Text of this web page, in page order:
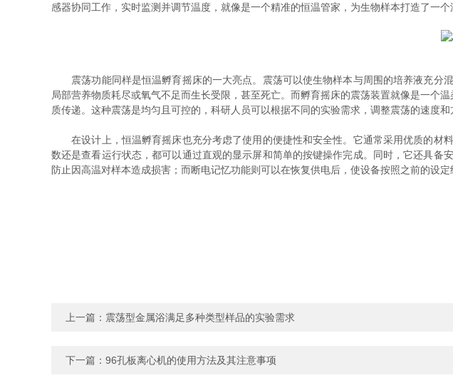
感器协同工作，实时监测并调节温度，就像是一个精准的恒温管家，为生物样本打造了一个
震荡功能同样是恒温孵育摇床的一大亮点。震荡可以使生物样本与周围的培养液充分
局部营养物质耗尽或氧气不足而生长受限，甚至死亡。而孵育摇床的震荡装置就像是一个
质传递。这种震荡是均匀且可控的，科研人员可以根据不同的实验需求，调整震荡的速度
在设计上，恒温孵育摇床也充分考虑了使用的便捷性和安全性。它通常采用优质的材
数还是查看运行状态，都可以通过直观的显示屏和简单的按键操作完成。同时，它还具备
防止因高温对样本造成损害；而断电记忆功能则可以在恢复供电后，使设备按照之前的设定
上一篇： 震荡型金属浴满足多种类型样品的实验需求
下一篇： 96孔板离心机的使用方法及其注意事项